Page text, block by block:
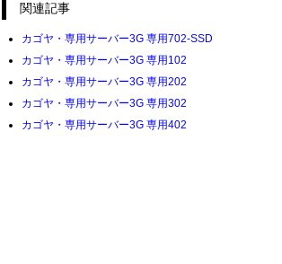
関連記事
カゴヤ・専用サーバー3G 専用702-SSD
カゴヤ・専用サーバー3G 専用102
カゴヤ・専用サーバー3G 専用202
カゴヤ・専用サーバー3G 専用302
カゴヤ・専用サーバー3G 専用402